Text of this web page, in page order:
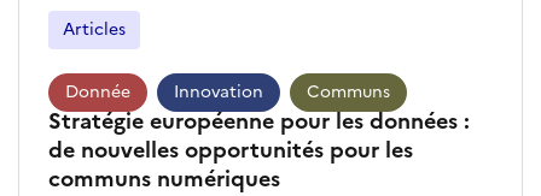
Articles
Stratégie européenne pour les données :
de nouvelles opportunités pour les
communs numériques
Donnée Innovation Communs